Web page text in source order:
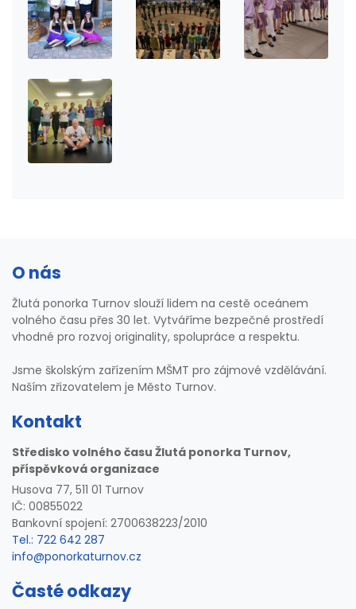
O nás
Žlutá ponorka Turnov slouží lidem na cestě oceánem
volného času přes 30 let. Vytváříme bezpečné prostředí
vhodné pro rozvoj originality, spolupráce a respektu.
Jsme školským zařízením MŠMT pro zájmové vzdělávání.
Naším zřizovatelem je Město Turnov.
Kontakt
Středisko volného času Žlutá ponorka Turnov,
příspěvková organizace
Husova 77, 511 01 Turnov
IČ: 00855022
Bankovní spojení: 2700638223/2010
Tel.: 722 642 287
info@ponorkaturnov.cz
Časté odkazy